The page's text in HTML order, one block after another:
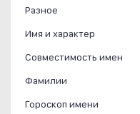
Разное
Имя и характер
Совместимость имен
Фамилии
Гороскоп имени